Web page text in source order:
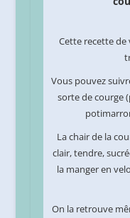
Cette recette de
Vous pouvez
sorte de courge
La chair de la
clair, tendre,
la manger en
On la retrouve